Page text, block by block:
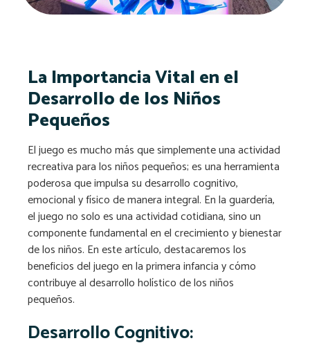
La Importancia Vital en el
Desarrollo de los Niños
Pequeños
El juego es mucho más que simplemente una actividad
recreativa para los niños pequeños; es una herramienta
poderosa que impulsa su desarrollo cognitivo,
emocional y físico de manera integral. En la guardería,
el juego no solo es una actividad cotidiana, sino un
componente fundamental en el crecimiento y bienestar
de los niños. En este artículo, destacaremos los
beneficios del juego en la primera infancia y cómo
contribuye al desarrollo holístico de los niños
pequeños.
Desarrollo Cognitivo: